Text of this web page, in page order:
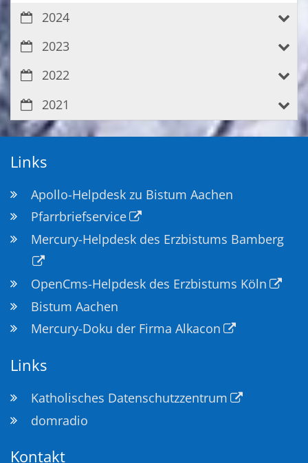
2024
2023
2022
2021
Links
Apollo-Helpdesk zu Bistum Aachen
Pfarrbriefservice
Mercury-Helpdesk des Erzbistums Bamberg
OpenCms-Helpdesk des Erzbistums Köln
Bistum Aachen
Mercury-Doku der Firma Alkacon
Links
Katholisches Datenschutzzentrum
domradio
Kontakt